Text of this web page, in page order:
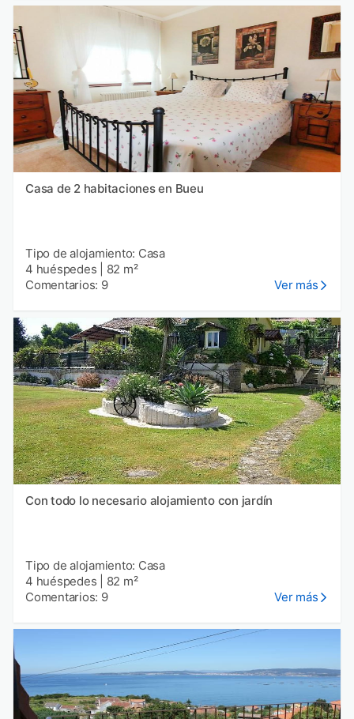
Casa de 2 habitaciones en Bueu
Tipo de alojamiento: Casa
4 huéspedes
82 m²
Comentarios: 9
Ver más
Con todo lo necesario alojamiento con jardín
Tipo de alojamiento: Casa
4 huéspedes
82 m²
Comentarios: 9
Ver más